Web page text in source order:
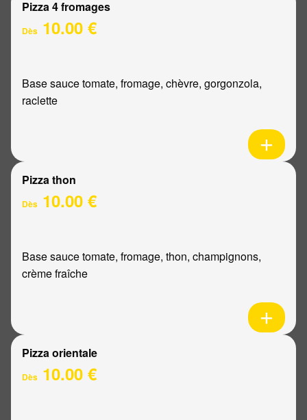
Pizza 4 fromages
Dès 10.00 €
Base sauce tomate, fromage, chèvre, gorgonzola,
raclette
Pizza thon
Dès 10.00 €
Base sauce tomate, fromage, thon, champignons,
crème fraîche
Pizza orientale
Dès 10.00 €